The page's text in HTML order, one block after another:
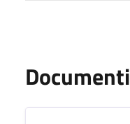
Documenti